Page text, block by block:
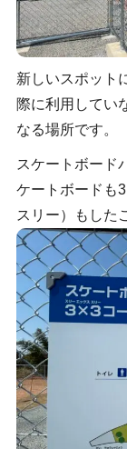
新しいスポット
際に利用してい
なる場所です。
スケートボード
ケートボードも
スリー）もした